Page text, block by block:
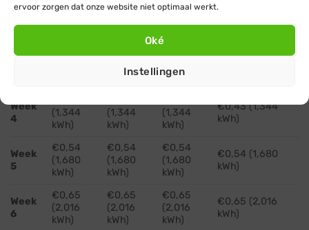
ervoor zorgen dat onze website niet optimaal werkt.
Oké
Instellingen
Week
2
€0,22
€0,22
€0,22
€0,22 (0,672
kWh)
Week
€0,32
€0,32
(1,008
kWh)
€0,32
kWh)
€0,32 (1,008
Week
4
(1,344
kWh)
(1,344
kWh)
(1,344
kWh)
€0,43 (1,344
kWh)
Week
5
€0,54
(1,680
kWh)
€0,54
(1,680
kWh)
€0,54
(1,680
kWh)
€0,54 (1,680
kWh)
Week
6
€0,65
(2,016
kWh)
€0,65
(2,016
kWh)
€0,65
(2,016
kWh)
€0,65 (2,016
kWh)